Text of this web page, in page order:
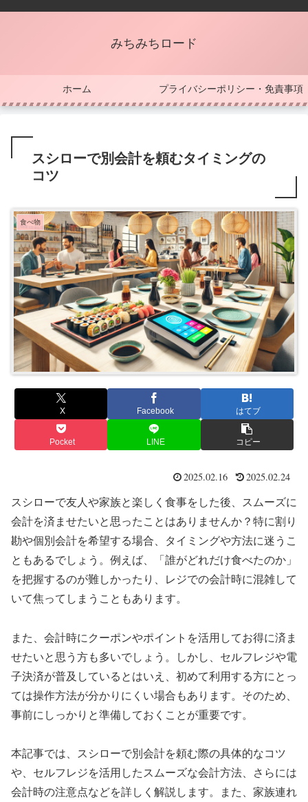
みちみちロード
ホーム プライバシーポリシー・免責事項
スシローで別会計を頼むタイミングの
コツ
食べ物
X Facebook はてブ
Pocket LINE コピー
2025.02.16 2025.02.24
スシローで友人や家族と楽しく食事をした後、スムーズに
会計を済ませたいと思ったことはありませんか？特に割り
勘や個別会計を希望する場合、タイミングや方法に迷うこ
ともあるでしょう。例えば、「誰がどれだけ食べたのか」
を把握するのが難しかったり、レジでの会計時に混雑して
いて焦ってしまうこともあります。
また、会計時にクーポンやポイントを活用してお得に済ま
せたいと思う方も多いでしょう。しかし、セルフレジや電
子決済が普及しているとはいえ、初めて利用する方にとっ
ては操作方法が分かりにくい場合もあります。そのため、
事前にしっかりと準備しておくことが重要です。
本記事では、スシローで別会計を頼む際の具体的なコツ
や、セルフレジを活用したスムーズな会計方法、さらには
会計時の注意点などを詳しく解説します。また、家族連れ